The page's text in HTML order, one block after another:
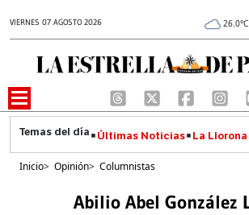
VIERNES 07 AGOSTO 2026
Últimas Noticias La Llorona
Inicio> Opinión> Columnistas
Abilio Abel González